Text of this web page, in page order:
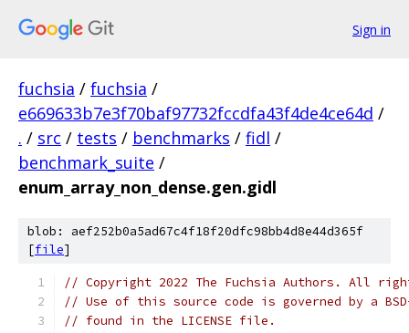
Sign in
fuchsia / fuchsia /
e669633b7e3f70baf97732fccdfa43f4de4ce64d /
. / src / tests / benchmarks / fidl /
benchmark_suite /
enum_array_non_dense.gen.gidl
blob: aef252b0a5ad67c4f18f20dfc98bb4d8e44d365f
[file]
// Copyright 2022 The Fuchsia Authors. All
// Use of this source code is governed by a
// found in the LICENSE file.